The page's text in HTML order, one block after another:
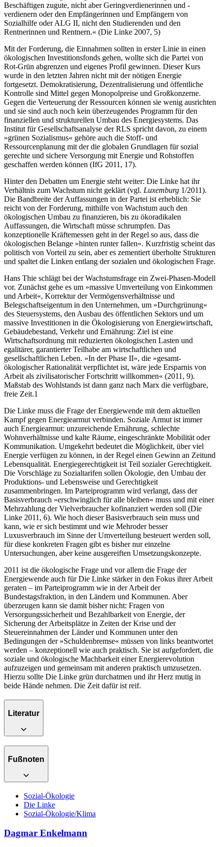
Beschäftigen zugute, nicht aber Geringverdienerinnen und -
verdienern oder den Empfängerinnen und Empfängern von
Sozialhilfe oder ALG II, nicht den Studierenden und den
Rentnerinnen und Rentnern.« (Die Linke 2007, 5)
Mit der Forderung, die Einnahmen sollten in erster Linie in einen
ökologischen Investitionsfonds gehen, wollte sich die Partei von
Rot-Grün abgrenzen und eigenes Profil gewinnen. Dieser Kurs
wurde in den letzten Jahren nicht mit der nötigen Energie
fortgesetzt. Demokratisierung, Dezentralisierung und öffentliche
Kontrolle sind Mittel gegen Monopolpreise und Großkonzerne.
Gegen die Verteuerung der Ressourcen können sie wenig ausrichten
und sie sind auch noch kein überzeugendes Programm für den
finanziellen und strukturellen Umbau des Energiesystems. Das
Institut für Gesellschaftsanalyse der RLS spricht davon, zu einem
»grünen Sozialismus« gehöre auch die Stoff- und
Ressourcenplanung mit der die globalen Grundlagen für sozial
gerechte und sichere Versorgung mit Energie und Rohstoffen
geschaffen werden können (IfG 2011, 17).
Hinter den Debatten um Energie steht weiter: Die Linke hat ihr
Verhältnis zum Wachstum nicht geklärt (vgl. Luxemburg 1/2011).
Die Bandbreite der Auffassungen in der Partei ist erheblich: Sie
reicht von der Forderung, mithilfe von Wachstum auch den
ökologischen Umbau zu finanzieren, bis zu ökoradikalen
Auffassungen, die Wirtschaft müsse schrumpfen. Das
konzeptionelle Kräftemessen geht in der Regel so aus, dass die
ökologischen Belange »hinten runter fallen«. Kurzfristig scheint das
politisch von Vorteil zu sein, aber es zementiert überholte Strukturen
und spaltet die Linken entlang der sozialen und ökologischen Frage.
Hans Thie schlägt bei der Wachstumsfrage ein Zwei-Phasen-Modell
vor. Zunächst gehe es um »massive Umverteilung von Einkommen
und Arbeit«, Korrektur der Vermögensverhältnisse und
Belegschaftseigentum in den Unternehmen, um »Durchgrünung«
des Steuersystems, den Ausbau des öffentlichen Sektors und um
massive Investitionen in die Ökologisierung von Energiewirtschaft,
Gebäudebestand, Verkehr und Ernährung: Ziel ist eine
Wirtschaftsordnung mit reduzierten ökologischen Lasten und
egalitärer, garantierter Teilhabe am wirtschaftlichen und
gesellschaftlichen Leben. »In der Phase II«, die »gesamt-
ökologischer Rationalität verpflichtet ist, wäre jede Ersparnis von
Arbeit als zivilisatorischer Fortschritt willkommen« (2011, 9).
Maßstab des Wohlstands ist dann ganz nach Marx die verfügbare,
freie Zeit.1
Die Linke muss die Frage der Energiewende mit dem aktuellen
Kampf gegen Energiearmut verbinden. Soziale Armut ist immer
auch Energiearmut: unzureichende Ernährung, schlechte
Wohnverhältnisse und kalte Räume, eingeschränkte Mobilität oder
Kommunikation. Umgekehrt bedeutet die Möglichkeit, über viel
Energie verfügen zu können, in der Regel einen Gewinn an Zeitund
Lebensqualität. Energiegerechtigkeit ist Teil sozialer Gerechtigkeit.
Die Vorschläge zu Sozialtarifen sollen Ökologie, den Umbau der
Produktions- und Lebensweise und Gerechtigkeit
zusammenbringen. Im Parteiprogramm wird verlangt, dass der
Basisverbrauch »erschwinglich für alle bleiben« muss und mit einer
Mehrzahlung der Vielverbraucher kofinanziert werden soll (Die
Linke 2011, 6). Wie hoch dieser Basisverbrauch sein muss und
kann, wie er sich bestimmt und wie Mehroder besser
Luxusverbrauch im Sinne der Umverteilung besteuert werden soll,
für diese konkreten Fragen gibt es bisher nur einzelne
Untersuchungen, aber keine ausgereiften Umsetzungskonzepte.
2011 ist die ökologische Frage und vor allem die Frage der
Energiewende auch für Die Linke stärker in den Fokus ihrer Arbeit
geraten – im Parteiprogramm wie in der Arbeit der
Bundestagsfraktion, in den Ländern und Kommunen. Aber
überzeugen kann sie damit bisher nicht: Fragen von
Versorgungssicherheit und Bezahlbarkeit von Energie, der
Sicherung der Arbeitsplätze in Zeiten der Krise und der
Steuereinnahmen der Länder und Kommunen unter den
Bedingungen der »Schuldenbremse« müssen von links beantwortet
werden – konzeptionell wie auch praktisch. Sie ist aufgefordert, die
soziale und ökologische Machbarkeit einer Energierevolution
aufzuzeigen und gemeinsam mit anderen praktisch umzusetzen.
Hierzu sollte Die Linke grün durchatmen und ihr Herz mutig in
beide Hände nehmen. Die Zeit dafür ist reif.
Literatur
Fußnoten
Sozial-Ökologie
Die Linke
Sozial-Ökologie/Klima
Dagmar Enkelmann